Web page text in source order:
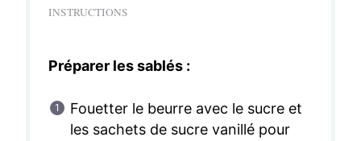
INSTRUCTIONS
Préparer les sablés :
Fouetter le beurre avec le sucre et
les sachets de sucre vanillé pour